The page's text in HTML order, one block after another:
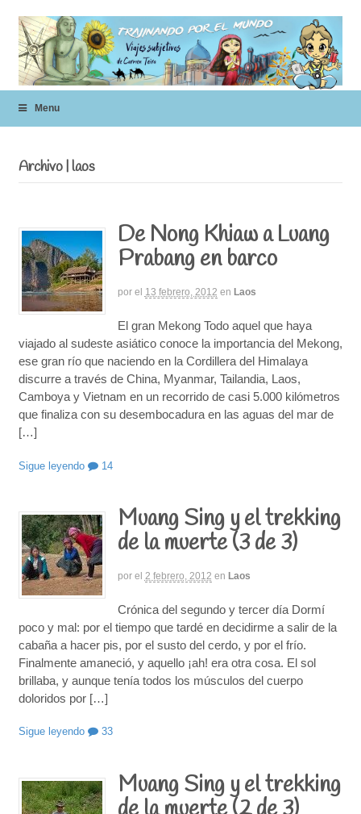
Menu
Archivo | laos
De Nong Khiaw a Luang
Prabang en barco
por el 13 febrero, 2012 en Laos
El gran Mekong Todo aquel que haya
viajado al sudeste asiático conoce la importancia del Mekong,
ese gran río que naciendo en la Cordillera del Himalaya
discurre a través de China, Myanmar, Tailandia, Laos,
Camboya y Vietnam en un recorrido de casi 5.000 kilómetros
que finaliza con su desembocadura en las aguas del mar de
[…]
Sigue leyendo 14
Muang Sing y el trekking
de la muerte (3 de 3)
por el 2 febrero, 2012 en Laos
Crónica del segundo y tercer día Dormí
poco y mal: por el tiempo que tardé en decidirme a salir de la
cabaña a hacer pis, por el susto del cerdo, y por el frío.
Finalmente amaneció, y aquello ¡ah! era otra cosa. El sol
brillaba, y aunque tenía todos los músculos del cuerpo
doloridos por […]
Sigue leyendo 33
Muang Sing y el trekking